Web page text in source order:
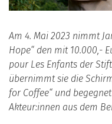
Am 4. Mai 2023 nimmt
Hope“ den mit 10.000,-
pour Les Enfants der
übernimmt sie die
for Coffee“ und
Akteur:innen aus dem